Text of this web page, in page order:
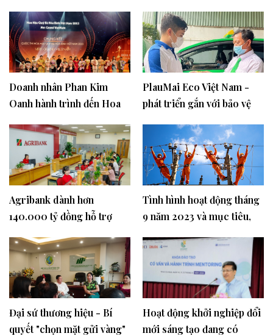
Doanh nhân Phan Kim
Oanh hành trình đến Hoa
Hoa hậu Quý bà Hòa Bình
Việt Nam 2023
PlauMai Eco Việt Nam -
phát triển gắn với bảo vệ
Agribank dành hơn
140.000 tỷ đồng hỗ trợ
Tình hình hoạt động tháng
9 năm 2023 và mục tiêu,
10/2023
Đại sứ thương hiệu - Bí
quyết "chọn mặt gửi vàng"
Hoạt động khởi nghiệp đổi
mới sáng tạo đang có